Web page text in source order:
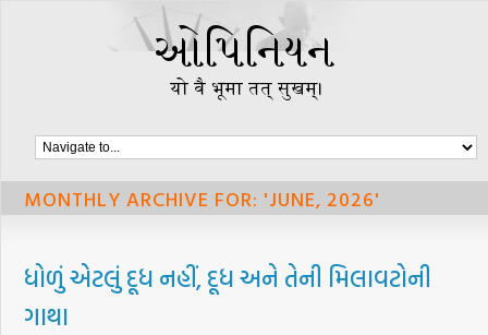
MONTHLY ARCHIVE FOR: 'JUNE, 2026'
ધોળું એટલું દૂધ નહીં, દૂધ અને તેની મિલાવટોની
ગાથા